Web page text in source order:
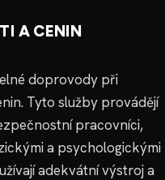
A CENIN
doprovody při
Tyto služby provádějí
pracovníci,
a psychologickými
adekvátní výstroj a